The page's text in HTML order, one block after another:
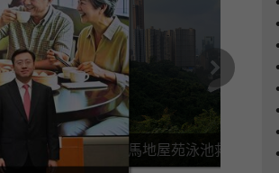
跑馬地屋苑泳池救生員疑
下一篇